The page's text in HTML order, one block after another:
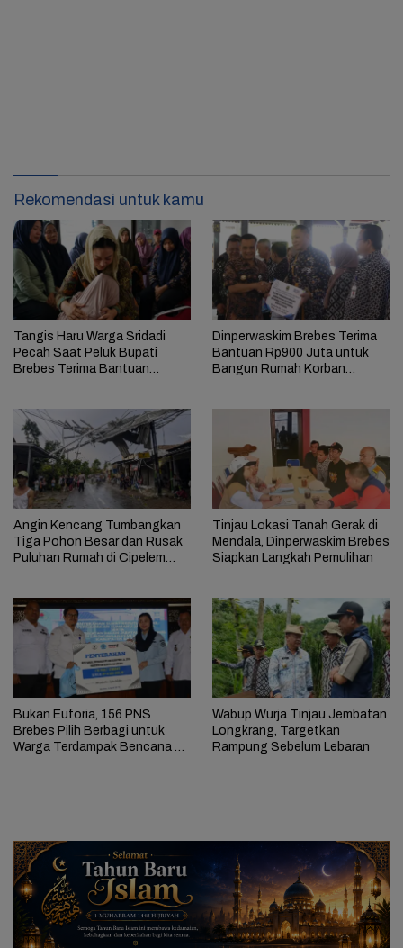
Rekomendasi untuk kamu
Tangis Haru Warga Sridadi
Pecah Saat Peluk Bupati
Brebes Terima Bantuan
Dinperwaskim Brebes Terima
Bantuan Rp900 Juta untuk
Bangun Rumah Korban
Angin Kencang Tumbangkan
Tiga Pohon Besar dan Rusak
Puluhan Rumah di Cipelem
Tinjau Lokasi Tanah Gerak di
Mendala, Dinperwaskim Brebes
Siapkan Langkah Pemulihan
Bukan Euforia, 156 PNS
Brebes Pilih Berbagi untuk
Warga Terdampak Bencana di
Wabup Wurja Tinjau Jembatan
Longkrang, Targetkan
Rampung Sebelum Lebaran